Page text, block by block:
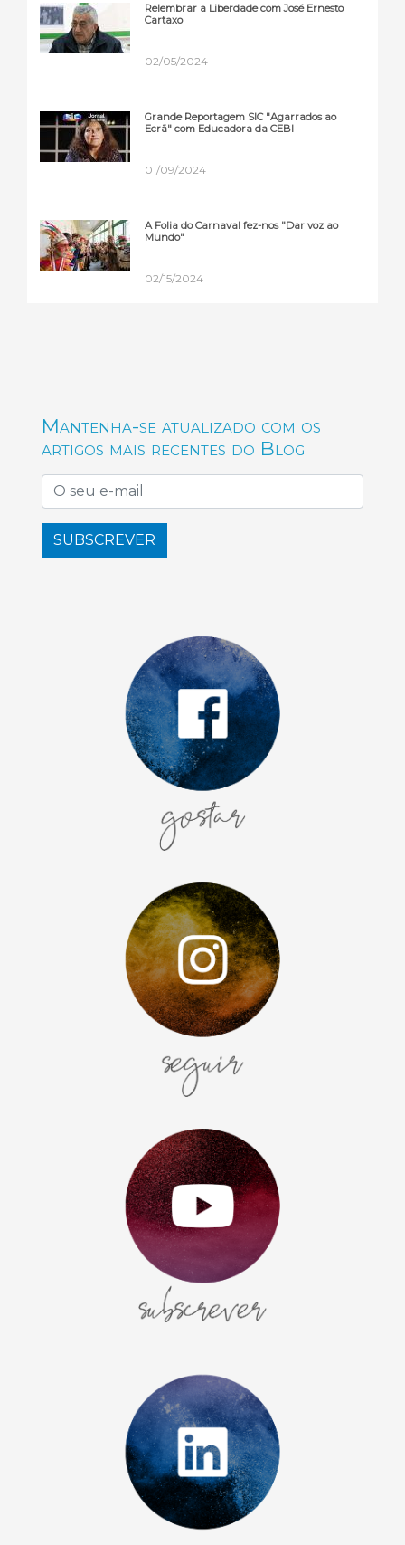
Relembrar a Liberdade com José Ernesto
Cartaxo
02/05/2024
Grande Reportagem SIC "Agarrados ao
Ecrã" com Educadora da CEBI
01/09/2024
A Folia do Carnaval fez-nos "Dar voz ao
Mundo"
02/15/2024
Mantenha-se atualizado com os
artigos mais recentes do Blog
SUBSCREVER